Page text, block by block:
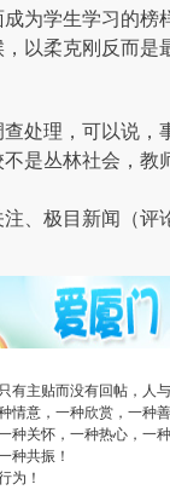
为学生学习的榜
，以柔克刚反而是
处理，可以说，
是丛林社会，教
、极目新闻（评
有主贴而没有回帖，人
情意，一种欣赏，一种
种关怀，一种热心，一
种共振！
为！